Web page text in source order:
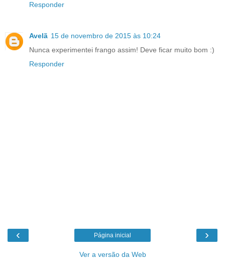
Responder
Avelã 15 de novembro de 2015 às 10:24
Nunca experimentei frango assim! Deve ficar muito bom :)
Responder
‹ ›
Página inicial
Ver a versão da Web